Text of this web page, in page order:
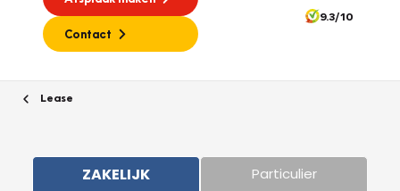
Contact
9.3/10
Lease